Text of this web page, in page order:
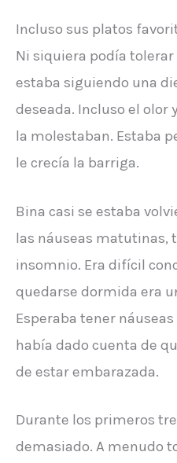
Incluso sus platos
Ni siquiera podía tolerar
estaba siguiendo una
deseada. Incluso el olor
la molestaban. Estaba
le crecía la barriga.
Bina casi se estaba
las náuseas matutinas,
insomnio. Era difícil
quedarse dormida era
Esperaba tener
había dado cuenta de
de estar embarazada.
Durante los primeros
demasiado. A menudo